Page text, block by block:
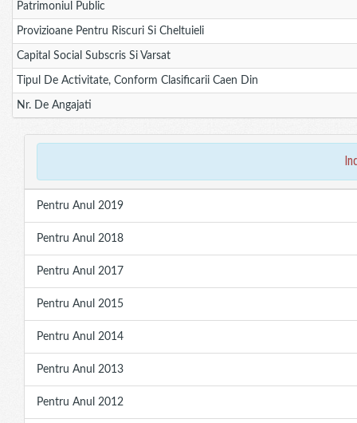
Patrimoniul Public
Provizioane Pentru Riscuri Si Cheltuieli
Capital Social Subscris Si Varsat
Tipul De Activitate, Conform Clasificarii Caen Din
Nr. De Angajati
Pentru Anul 2019
Pentru Anul 2018
Pentru Anul 2017
Pentru Anul 2015
Pentru Anul 2014
Pentru Anul 2013
Pentru Anul 2012